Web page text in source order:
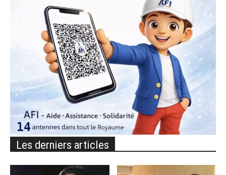
Les derniers articles